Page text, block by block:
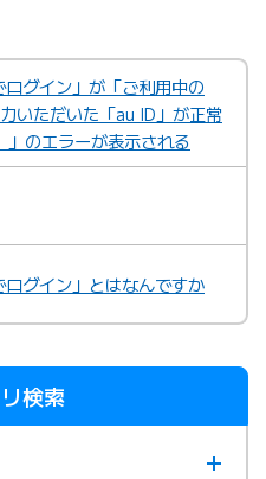
グイン」が「ご利用中の
いただいた「au ID」が正常
のエラーが表示される
グイン」とはなんですか
検索